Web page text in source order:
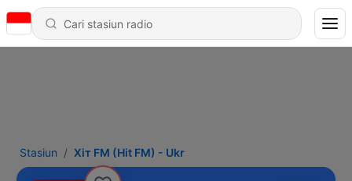
Stasiun Хіт FM (Hit FM) - Ukr